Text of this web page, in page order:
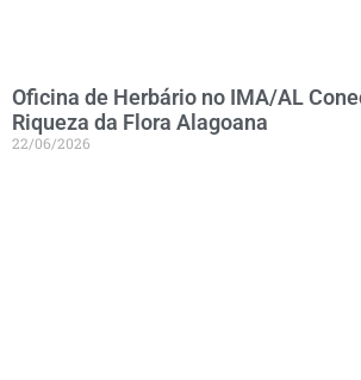
Oficina de Herbário no IMA/AL
Riqueza da Flora Alagoana
22/06/2026